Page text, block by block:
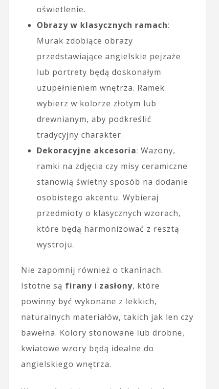
oświetlenie.
Obrazy w klasycznych ramach:
Murak zdobiące obrazy
przedstawiające angielskie pejzaże
lub portrety będą doskonałym
uzupełnieniem wnętrza. Ramek
wybierz w kolorze złotym lub
drewnianym, aby podkreślić
tradycyjny charakter.
Dekoracyjne akcesoria: Wazony,
ramki na zdjęcia czy misy ceramiczne
stanowią świetny sposób na dodanie
osobistego akcentu. Wybieraj
przedmioty o klasycznych wzorach,
które będą harmonizować z resztą
wystroju.
Nie zapomnij również o tkaninach.
Istotne są firanyi zasłony, które
powinny być wykonane z lekkich,
naturalnych materiałów, takich jak len czy
bawełna. Kolory stonowane lub drobne,
kwiatowe wzory będą idealne do
angielskiego wnętrza.